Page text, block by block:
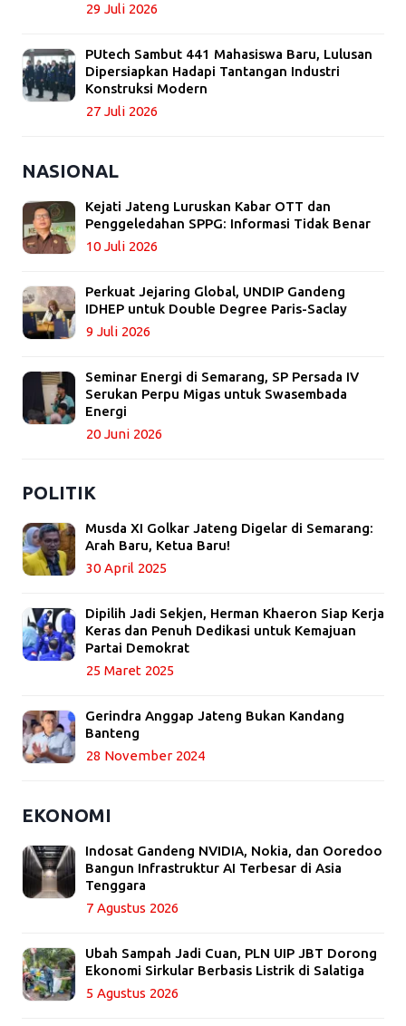
29 Juli 2026
PUtech Sambut 441 Mahasiswa Baru, Lulusan
Dipersiapkan Hadapi Tantangan Industri
Konstruksi Modern
27 Juli 2026
NASIONAL
Kejati Jateng Luruskan Kabar OTT dan
Penggeledahan SPPG: Informasi Tidak Benar
10 Juli 2026
Perkuat Jejaring Global, UNDIP Gandeng
IDHEP untuk Double Degree Paris-Saclay
9 Juli 2026
Seminar Energi di Semarang, SP Persada IV
Serukan Perpu Migas untuk Swasembada
Energi
20 Juni 2026
POLITIK
Musda XI Golkar Jateng Digelar di Semarang:
Arah Baru, Ketua Baru!
30 April 2025
Dipilih Jadi Sekjen, Herman Khaeron Siap Kerja
Keras dan Penuh Dedikasi untuk Kemajuan
Partai Demokrat
25 Maret 2025
Gerindra Anggap Jateng Bukan Kandang
Banteng
28 November 2024
EKONOMI
Indosat Gandeng NVIDIA, Nokia, dan Ooredoo
Bangun Infrastruktur AI Terbesar di Asia
Tenggara
7 Agustus 2026
Ubah Sampah Jadi Cuan, PLN UIP JBT Dorong
Ekonomi Sirkular Berbasis Listrik di Salatiga
5 Agustus 2026